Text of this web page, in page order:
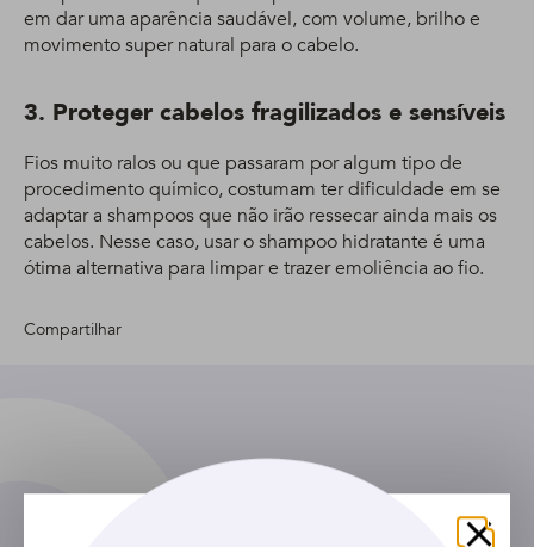
em dar uma aparência saudável, com volume, brilho e
movimento super natural para o cabelo.
3. Proteger cabelos fragilizados e sensíveis
Fios muito ralos ou que passaram por algum tipo de
procedimento químico, costumam ter dificuldade em se
adaptar a shampoos que não irão ressecar ainda mais os
cabelos. Nesse caso, usar o shampoo hidratante é uma
ótima alternativa para limpar e trazer emoliência ao fio.
Compartilhar